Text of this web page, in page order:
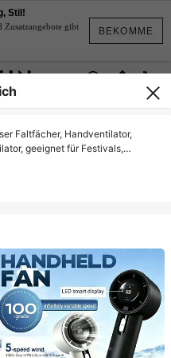
BEKOMME
Stil!
Zusatzangebote gibt
Faltfächer, Handventilator,
geeignet für Festivals,
Heimdekoration, für alle
Kratzer unvermeidbar),
Aktivitäten, Reisen, Outfit-